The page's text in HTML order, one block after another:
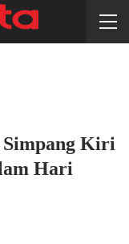
Simpang Kiri
Hari